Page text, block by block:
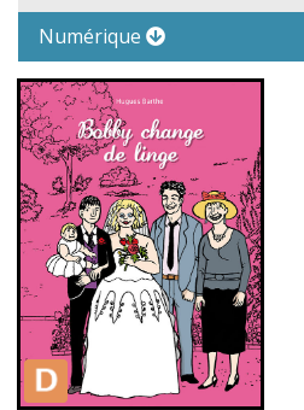
Numérique